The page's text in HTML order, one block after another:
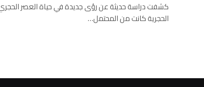
كشفت دراسة حديثة عن رؤى جديدة في حياة العصر
الحجرية كانت من المحتمل…